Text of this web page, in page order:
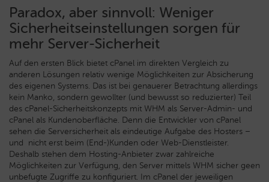
Paradox, aber sinnvoll: Weniger
Sicherheitseinstellungen sorgen für
mehr Server-Sicherheit
Auf den ersten Blick bietet cPanel im direkten Vergleich zu
anderen Lösungen relativ wenige Möglichkeiten zur Absicherung
des eigenen Systems. Das ist bei genauerer Betrachtung allerdings
kein Manko, sondern gewollter (und bewusst so reduzierter) Teil
des cPanel-Sicherheitskonzepts mit WHM als Server-Admin- und
cPanel als Kundenoberfläche. Denn die Entwickler von cPanel
sehen die Serversicherheit als eindeutige Aufgabe des Hosters –
und nicht erst beim (End-)Kunden oder Web-Dienstleister.
Deshalb stehen dem Hosting-Anbieter zwar zahlreiche
Möglichkeiten zur Verfügung, den Server mittels WHM sicher geen
unbefugte Zugriffe zu konfiguriert. Im cPanel der jeweiligen